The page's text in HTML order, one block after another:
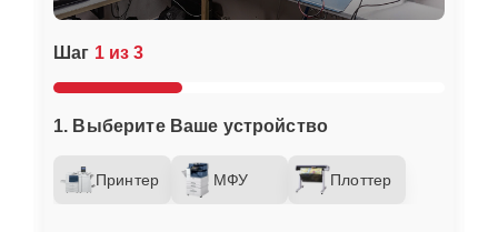
Шаг 1 из 3
1. Выберите Ваше устройство
Принтер МФУ Плоттер